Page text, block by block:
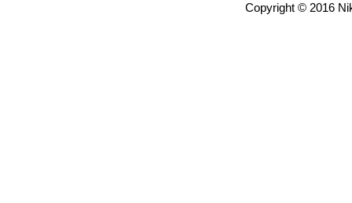
Copyright © 2016